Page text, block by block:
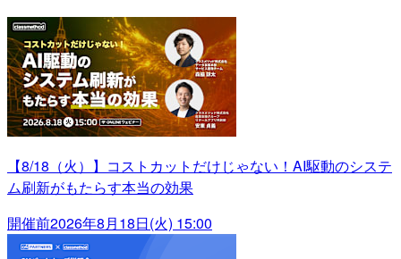
【8/18（火）】コストカットだけじゃない！AI駆動のシステ
ム刷新がもたらす本当の効果
開催前2026年8月18日(火) 15:00